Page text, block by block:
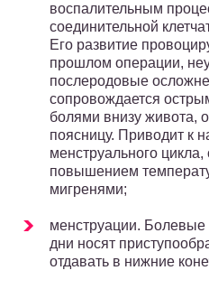
воспалительным
соединительной
Его развитие
прошлом операции,
послеродовые
сопровождается
болями внизу живота,
поясницу. Приводит к
менструального
повышением
мигренями;
менструации.
дни носят
отдавать в нижние